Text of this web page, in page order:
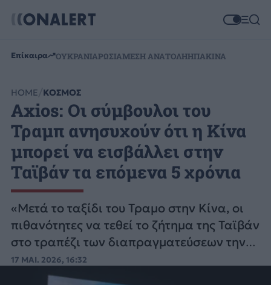
Επίκαιρα ΟΥΚΡΑΝΙΑΡΩΣΙΑΜΕΣΗ ΑΝΑΤΟΛΗΗΠΑΚΙΝΑ
HOME ΚΟΣΜΟΣ
Axios: Οι σύμβουλοι του
Τραμπ ανησυχούν ότι η Κίνα
μπορεί να εισβάλλει στην
Ταϊβάν τα επόμενα 5 χρόνια
«Μετά το ταξίδι του Τραμο στην Κίνα, οι
πιθανότητες να τεθεί το ζήτημα της Ταϊβάν
στο τραπέζι των διαπραγματεύσεων την
επόμενη πενταετία είναι σαφώς
αυξημένες».
17 ΜΑΙ. 2026, 16:32